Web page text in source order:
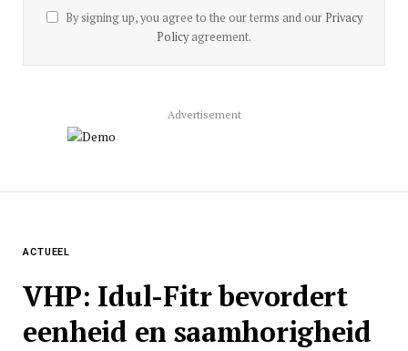
By signing up, you agree to the our terms and our Privacy
Policyagreement.
Advertisement
ACTUEEL
VHP: Idul-Fitr bevordert
eenheid en saamhorigheid